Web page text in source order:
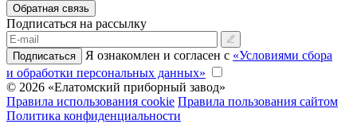
Обратная связь
Подписаться на рассылку
Подписаться Я ознакомлен и согласен с «Условиями сбора
и обработки персональных данных»
© 2026 «Елатомский приборный завод»
Правила использования cookie Правила пользования сайтом
Политика конфиденциальности